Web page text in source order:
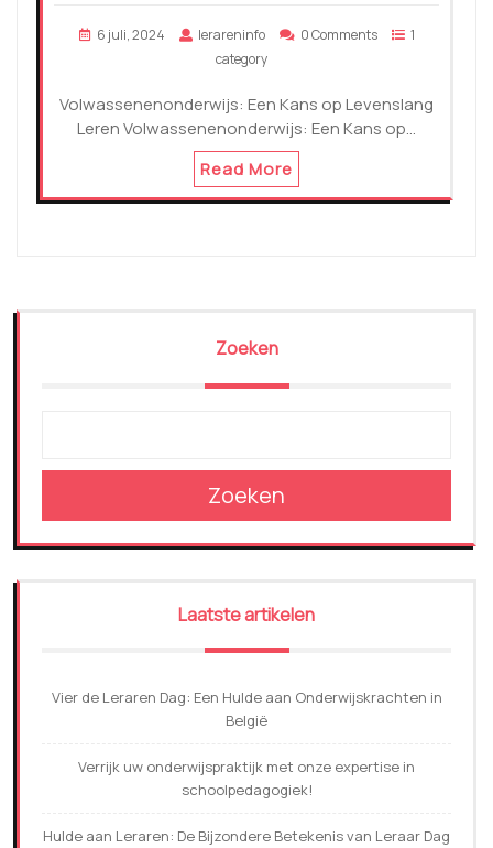
6 juli, 2024 lerareninfo 0 Comments
1
category
Volwassenenonderwijs: Een Kans op Levenslang
Leren Volwassenenonderwijs: Een Kans op…
Read More
Zoeken
Zoeken
Laatste artikelen
Vier de Leraren Dag: Een Hulde aan Onderwijskrachten in
België
Verrijk uw onderwijspraktijk met onze expertise in
schoolpedagogiek!
Hulde aan Leraren: De Bijzondere Betekenis van Leraar Dag